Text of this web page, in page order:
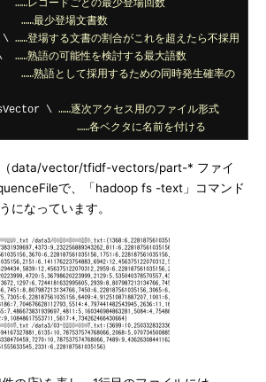
……レコードごとの最少登場回数
……最少登場文書数
\ ……登場する文書の割合がこれを超えたら不採用
……熟語の可能性を検討する最大語数
……熟語として採用するための同時発生確率の
\ ……逐次アクセス用のファイル形式
……各ベクタに名前を付ける
data/vector/tfidf-vectors/part-* ファイ
で、「hadoop fs -text」コマンド
になっています。